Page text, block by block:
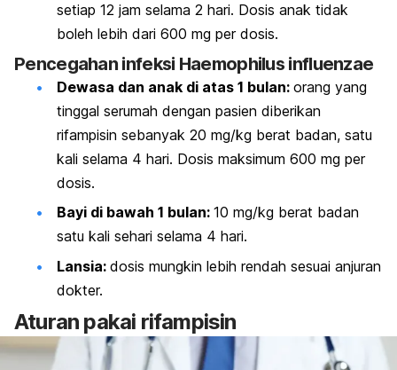
setiap 12 jam selama 2 hari. Dosis anak tidak
boleh lebih dari 600 mg per dosis.
Pencegahan infeksi Haemophilus influenzae
Dewasa dan anak di atas 1 bulan: orang yang
tinggal serumah dengan pasien diberikan
rifampisin sebanyak 20 mg/kg berat badan, satu
kali selama 4 hari. Dosis maksimum 600 mg per
dosis.
Bayi di bawah 1 bulan: 10 mg/kg berat badan
satu kali sehari selama 4 hari.
Lansia: dosis mungkin lebih rendah sesuai anjuran
dokter.
Aturan pakai rifampisin